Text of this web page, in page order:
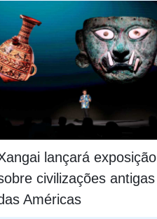
lançará exposição
civilizações antigas
Américas